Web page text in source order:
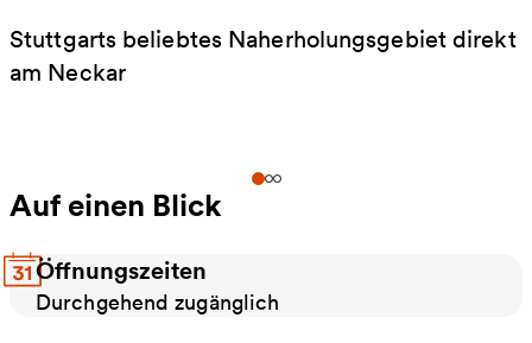
Stuttgarts beliebtes Naherholungsgebiet direkt
am Neckar
Auf einen Blick
Öffnungszeiten
Durchgehend zugänglich